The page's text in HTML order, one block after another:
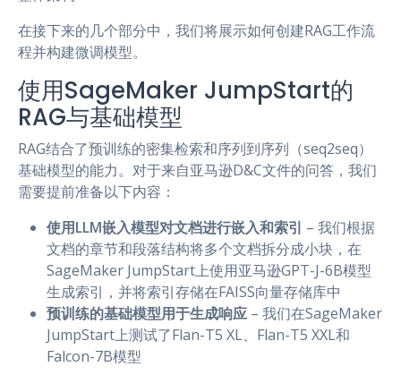
在接下来的几个部分中，我们将展示如何创建RAG工作流
程并构建微调模型。
使用SageMaker JumpStart的
RAG与基础模型
RAG结合了预训练的密集检索和序列到序列（seq2seq）
基础模型的能力。对于来自亚马逊D&C文件的问答，我们
需要提前准备以下内容：
使用LLM嵌入模型对文档进行嵌入和索引 – 我们根据
文档的章节和段落结构将多个文档拆分成小块，在
SageMaker JumpStart上使用亚马逊GPT-J-6B模型
生成索引，并将索引存储在FAISS向量存储库中
预训练的基础模型用于生成响应 – 我们在SageMaker
JumpStart上测试了Flan-T5 XL、Flan-T5 XXL和
Falcon-7B模型